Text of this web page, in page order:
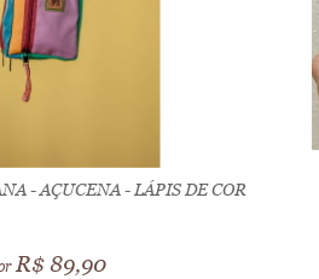
- AÇUCENA - LÁPIS DE COR
R$ 89,90